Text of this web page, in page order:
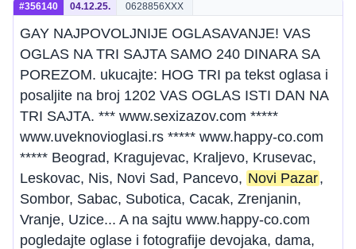
#356140 04.12.25. 0628856XXX
GAY NAJPOVOLJNIJE OGLASAVANJE! VAS
OGLAS NA TRI SAJTA SAMO 240 DINARA SA
POREZOM. ukucajte: HOG TRI pa tekst oglasa i
posaljite na broj 1202 VAS OGLAS ISTI DAN NA
TRI SAJTA. *** www.sexizazov.com *****
www.uveknovioglasi.rs ***** www.happy-co.com
***** Beograd, Kragujevac, Kraljevo, Krusevac,
Leskovac, Nis, Novi Sad, Pancevo, Novi Pazar,
Sombor, Sabac, Subotica, Cacak, Zrenjanin,
Vranje, Uzice... A na sajtu www.happy-co.com
pogledajte oglase i fotografije devojaka, dama,